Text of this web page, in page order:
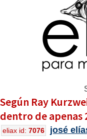
Según Ray
dentro de apenas
eliax id: 7076 josé